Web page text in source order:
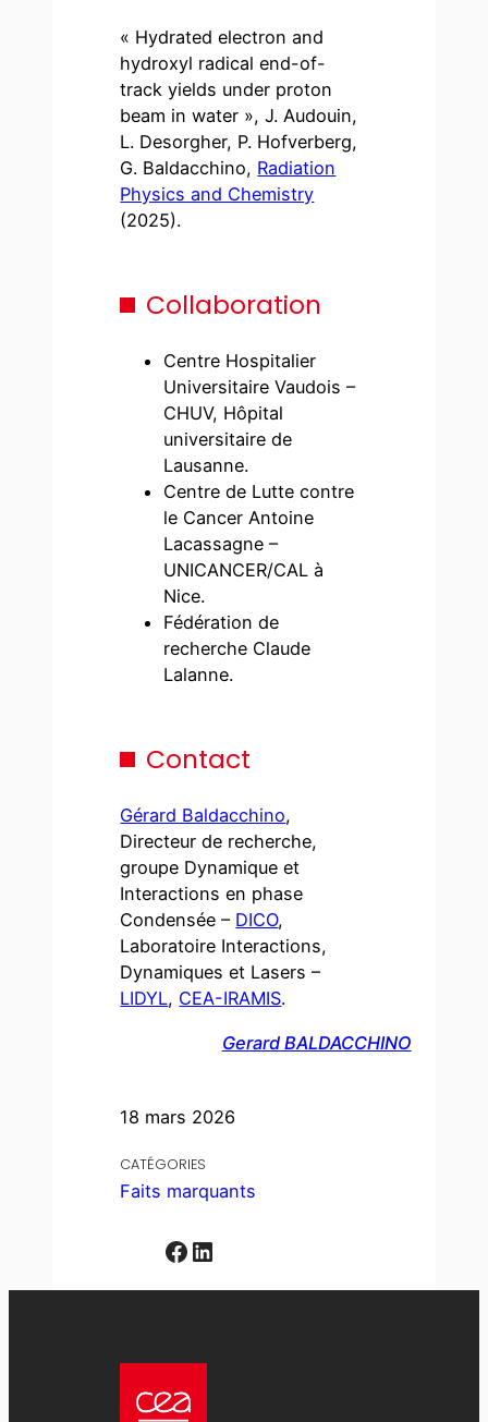
18 mars 2026
CATÉGORIES
Faits marquants
Facebook LinkedIn
« Hydrated electron and
hydroxyl radical end-of-
track yields under proton
beam in water », J. Audouin,
L. Desorgher, P. Hofverberg,
G. Baldacchino, Radiation
Physics and Chemistry
(2025).
Collaboration
Centre Hospitalier
Universitaire Vaudois –
CHUV, Hôpital
universitaire de
Lausanne.
Centre de Lutte contre
le Cancer Antoine
Lacassagne –
UNICANCER/CAL à
Nice.
Fédération de
recherche Claude
Lalanne.
Contact
Gérard Baldacchino,
Directeur de recherche,
groupe Dynamique et
Interactions en phase
Condensée – DICO,
Laboratoire Interactions,
Dynamiques et Lasers –
LIDYL, CEA-IRAMIS.
Gerard BALDACCHINO